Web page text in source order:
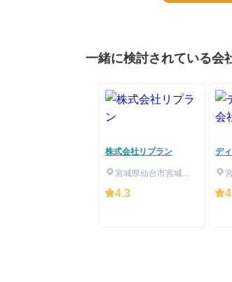
一緒に検討されている会
株式会社リプラン
宮城県仙台市宮城野
4.3
デ